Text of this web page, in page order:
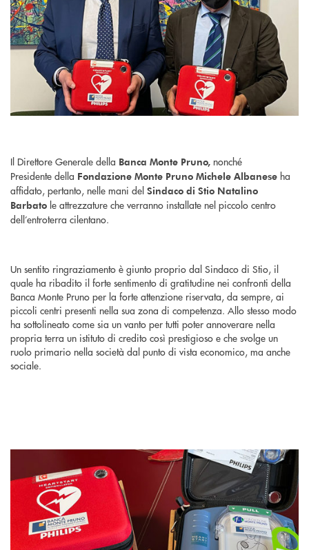
Il Direttore Generale della Banca Monte Pruno, nonché
Presidente della Fondazione Monte Pruno Michele Albanese ha
affidato, pertanto, nelle mani del Sindaco di Stio Natalino
Barbato le attrezzature che verranno installate nel piccolo centro
dell’entroterra cilentano.
Un sentito ringraziamento è giunto proprio dal Sindaco di Stio, il
quale ha ribadito il forte sentimento di gratitudine nei confronti della
Banca Monte Pruno per la forte attenzione riservata, da sempre, ai
piccoli centri presenti nella sua zona di competenza. Allo stesso modo
ha sottolineato come sia un vanto per tutti poter annoverare nella
propria terra un istituto di credito così prestigioso e che svolge un
ruolo primario nella società dal punto di vista economico, ma anche
sociale.